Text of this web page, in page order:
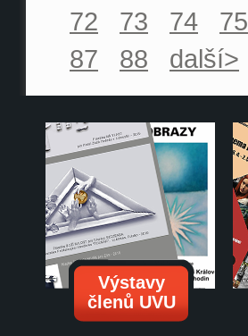
72
73 74 75
87
88 další>
Výstavy
členů UVU